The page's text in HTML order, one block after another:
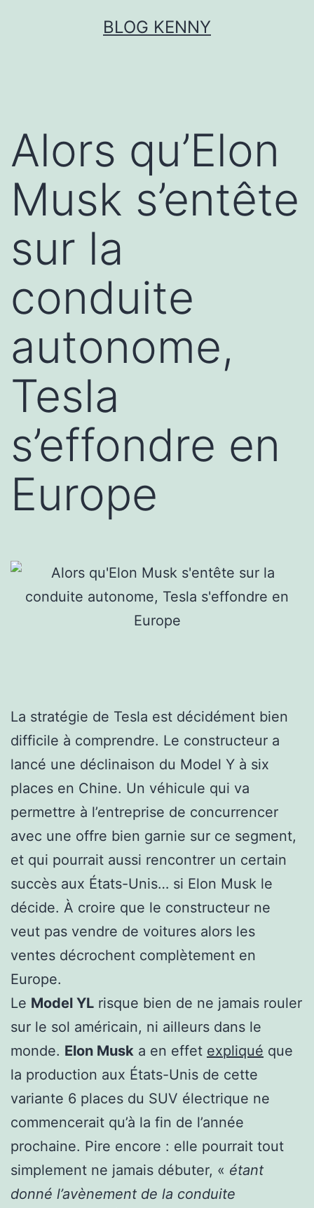
BLOG KENNY
Alors qu’Elon
Musk s’entête
sur la
conduite
autonome,
Tesla
s’effondre en
Europe
La stratégie de Tesla est décidément bien
difficile à comprendre. Le constructeur a
lancé une déclinaison du Model Y à six
places en Chine. Un véhicule qui va
permettre à l’entreprise de concurrencer
avec une offre bien garnie sur ce segment,
et qui pourrait aussi rencontrer un certain
succès aux États-Unis… si Elon Musk le
décide. À croire que le constructeur ne
veut pas vendre de voitures alors les
ventes décrochent complètement en
Europe.
Le Model YL risque bien de ne jamais rouler
sur le sol américain, ni ailleurs dans le
monde. Elon Musk a en effet expliqué que
la production aux États-Unis de cette
variante 6 places du SUV électrique ne
commencerait qu’à la fin de l’année
prochaine. Pire encore : elle pourrait tout
simplement ne jamais débuter, « étant
donné l’avènement de la conduite